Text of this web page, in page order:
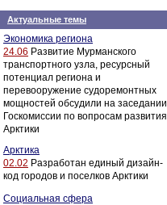
Актуальные темы
Экономика региона
24.06 Развитие Мурманского
транспортного узла, ресурсный
потенциал региона и
перевооружение судоремонтных
мощностей обсудили на заседании
Госкомиссии по вопросам развития
Арктики
Арктика
02.02 Разработан единый дизайн-
код городов и поселков Арктики
Социальная сфера